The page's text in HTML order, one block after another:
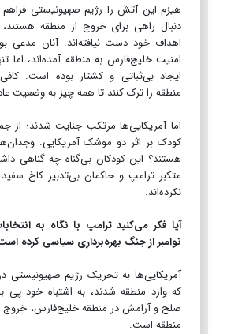
هیزم این آتش را رژیم صهیونیستی فراهم
دنبال راهی برای خروج از منطقه
اهداف خود دست نیافته‌اند. آنان مدعی
امنیت خلیج‌فارس به منطقه آمده‌اند، اما
ایجاد بی‌ثباتی و کشتار بوده است.
منطقه را ترک کنند تا همه چیز به وضعیت
کودک بر اثر دو موشک آمریکایی.
هستند؟ این کودکان بی‌گناه چه گناهی
متکبر ترامپ و حاکمان بی‌تدبیر کاخ
نکرده‌اند.
آیا فکر می‌کنید ترامپ با نگاه به
نوامبر از جنگ بهره‌برداری سیاسی کرده
آمریکایی‌ها به تحریک رژیم صهیونیستی در
که وارد منطقه شدند، به اشتباه خود پی
صلح و آرامش در منطقه خلیج‌فارس، خروج
منطقه است.